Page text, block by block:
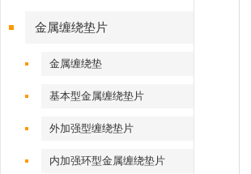
金属缠绕垫片
金属缠绕垫
基本型金属缠绕垫片
外加强型缠绕垫片
内加强环型金属缠绕垫片